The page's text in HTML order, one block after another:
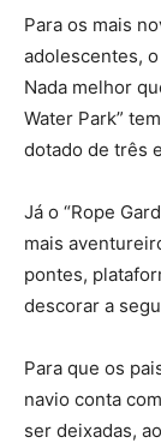
Para os mais
adolescentes,
Nada melhor
Water Park”
dotado de três
Já o “Rope
mais
pontes,
descorar a
Para que os
navio conta
ser deixadas,